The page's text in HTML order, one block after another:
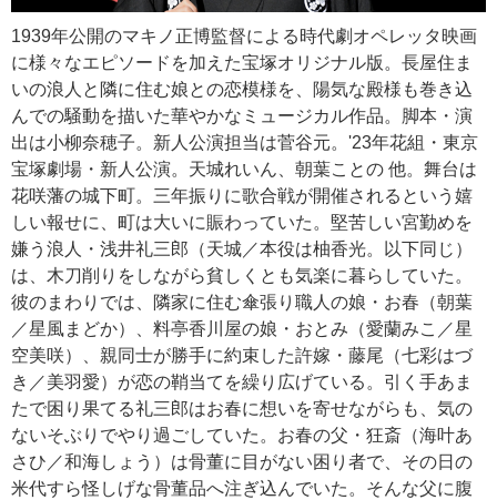
1939年公開のマキノ正博監督による時代劇オペレッタ映画
に様々なエピソードを加えた宝塚オリジナル版。長屋住ま
いの浪人と隣に住む娘との恋模様を、陽気な殿様も巻き込
んでの騒動を描いた華やかなミュージカル作品。脚本・演
出は小柳奈穂子。新人公演担当は菅谷元。'23年花組・東京
宝塚劇場・新人公演。天城れいん、朝葉ことの 他。舞台は
花咲藩の城下町。三年振りに歌合戦が開催されるという嬉
しい報せに、町は大いに賑わっていた。堅苦しい宮勤めを
嫌う浪人・浅井礼三郎（天城／本役は柚香光。以下同じ）
は、木刀削りをしながら貧しくとも気楽に暮らしていた。
彼のまわりでは、隣家に住む傘張り職人の娘・お春（朝葉
／星風まどか）、料亭香川屋の娘・おとみ（愛蘭みこ／星
空美咲）、親同士が勝手に約束した許嫁・藤尾（七彩はづ
き／美羽愛）が恋の鞘当てを繰り広げている。引く手あま
たで困り果てる礼三郎はお春に想いを寄せながらも、気の
ないそぶりでやり過ごしていた。お春の父・狂斎（海叶あ
さひ／和海しょう）は骨董に目がない困り者で、その日の
米代すら怪しげな骨董品へ注ぎ込んでいた。そんな父に腹